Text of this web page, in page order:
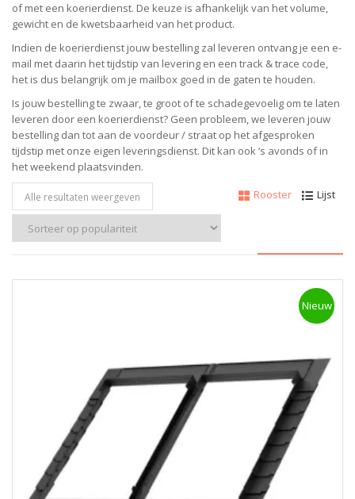
of met een koerierdienst. De keuze is afhankelijk van het volume,
gewicht en de kwetsbaarheid van het product.
Indien de koerierdienst jouw bestelling zal leveren ontvang je een e-
mail met daarin het tijdstip van levering en een track & trace code,
het is dus belangrijk om je mailbox goed in de gaten te houden.
Is jouw bestelling te zwaar, te groot of te schadegevoelig om te laten
leveren door een koerierdienst? Geen probleem, we leveren jouw
bestelling dan tot aan de voordeur / straat op het afgesproken
tijdstip met onze eigen leveringsdienst. Dit kan ook ‘s avonds of in
het weekend plaatsvinden.
Rooster
Lijst
Alle resultaten weergeven
Nieuw